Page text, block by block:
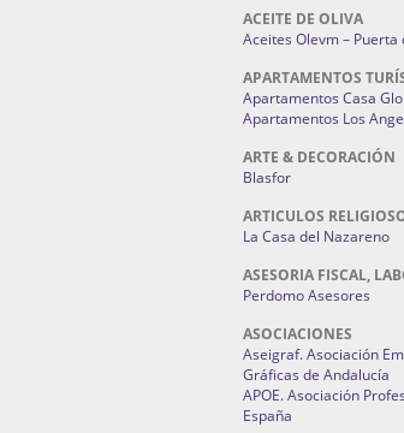
ACEITE DE OLIVA
Aceites Olevm – Puerta
APARTAMENTOS
Apartamentos Casa
Apartamentos Los
ARTE & DECORACIÓN
Blasfor
ARTICULOS
La Casa del Nazareno
ASESORIA FISCAL,
Perdomo Asesores
ASOCIACIONES
Aseigraf. Asociación
Gráficas de Andalucía
APOE. Asociación
España